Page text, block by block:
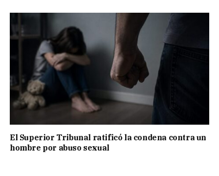
El Superior Tribunal ratificó la condena contra un
hombre por abuso sexual